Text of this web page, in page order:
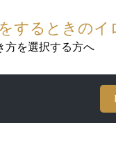
するときのイ
方を選択する方へ